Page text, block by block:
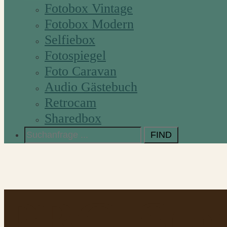
Fotobox Vintage
Fotobox Modern
Selfiebox
Fotospiegel
Foto Caravan
Audio Gästebuch
Retrocam
Sharedbox
Search
for: